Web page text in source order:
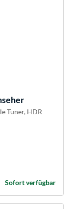
Tuner, HDR
Sofort verfügbar